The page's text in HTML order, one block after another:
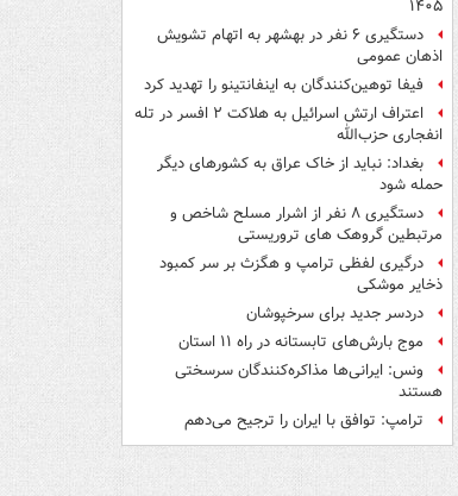
۱۴۰۵
دستگیری ۶ نفر در بهشهر به اتهام تشویش
اذهان عمومی
فیفا توهین‌کنندگان به اینفانتینو را تهدید کرد
اعتراف ارتش اسرائیل به هلاکت ۲ افسر در تله
انفجاری حزب‌الله
بغداد: نباید از خاک عراق به کشورهای دیگر
حمله شود
دستگیری ۸ نفر از اشرار مسلح شاخص و
مرتبطین گروهک های تروریستی
درگیری لفظی ترامپ و هگزث بر سر کمبود
ذخایر موشکی
دردسر جدید برای سرخپوشان
موج بارش‌های تابستانه در راه ۱۱ استان
ونس: ایرانی‌ها مذاکره‌کنندگان سرسختی
هستند
ترامپ: توافق با ایران را ترجیح می‌دهم